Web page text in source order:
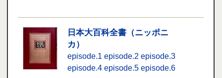
日本大百科全書（ニッポニ
カ）
episode.1 episode.2 episode.3
episode.4 episode.5 episode.6